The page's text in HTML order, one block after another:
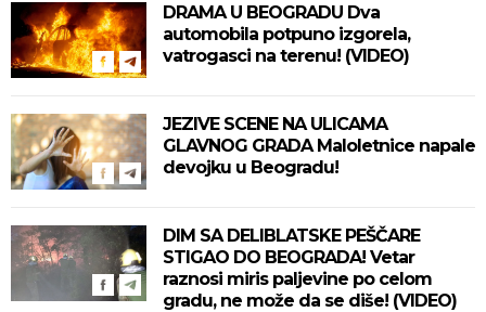
DRAMA U BEOGRADU Dva
automobila potpuno izgorela,
vatrogasci na terenu! (VIDEO)
JEZIVE SCENE NA ULICAMA
GLAVNOG GRADA Maloletnice napale
devojku u Beogradu!
DIM SA DELIBLATSKE PEŠČARE
STIGAO DO BEOGRADA! Vetar
raznosi miris paljevine po celom
gradu, ne može da se diše! (VIDEO)